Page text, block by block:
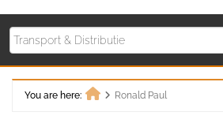
You are here:
Ronald Paul